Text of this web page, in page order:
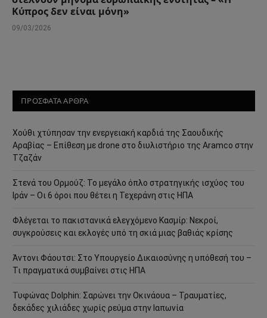
Κύπρος δεν είναι μόνη»
09/03/2026
ΠΡΟΣΦΑΤΑ ΑΡΘΡΑ
Χούθι χτύπησαν την ενεργειακή καρδιά της Σαουδικής
Αραβίας – Επίθεση με drone στο διυλιστήριο της Aramco στην
Τζαζάν
Στενά του Ορμούζ: Το μεγάλο όπλο στρατηγικής ισχύος του
Ιράν – Οι 6 όροι που θέτει η Τεχεράνη στις ΗΠΑ
Φλέγεται το πακιστανικά ελεγχόμενο Κασμίρ: Νεκροί,
συγκρούσεις και εκλογές υπό τη σκιά μιας βαθιάς κρίσης
Άντονι Φάουτσι: Στο Υπουργείο Δικαιοσύνης η υπόθεσή του –
Τι πραγματικά συμβαίνει στις ΗΠΑ
Τυφώνας Dolphin: Σαρώνει την Οκινάουα – Τραυματίες,
δεκάδες χιλιάδες χωρίς ρεύμα στην Ιαπωνία